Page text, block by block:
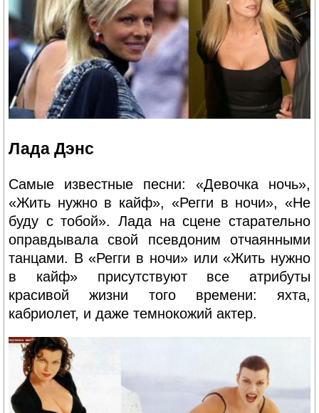
Лада Дэнс
Самые известные песни: «Девочка ночь»,
«Жить нужно в кайф», «Регги в ночи», «Не
буду с тобой». Лада на сцене старательно
оправдывала свой псевдоним отчаянными
танцами. В «Регги в ночи» или «Жить нужно
в кайф» присутствуют все атрибуты
красивой жизни того времени: яхта,
кабриолет, и даже темнокожий актер.